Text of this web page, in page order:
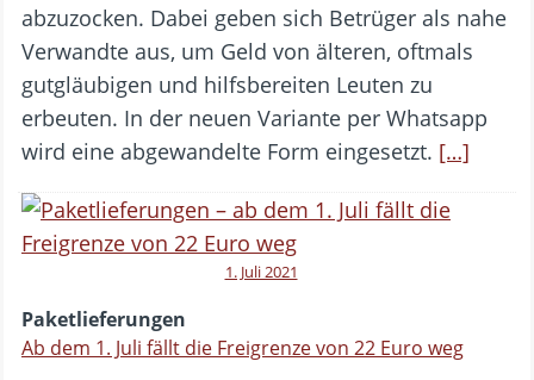
abzuzocken. Dabei geben sich Betrüger als nahe
Verwandte aus, um Geld von älteren, oftmals
gutgläubigen und hilfsbereiten Leuten zu
erbeuten. In der neuen Variante per Whatsapp
wird eine abgewandelte Form eingesetzt. […]
1. Juli 2021
Paketlieferungen
Ab dem 1. Juli fällt die Freigrenze von 22 Euro weg